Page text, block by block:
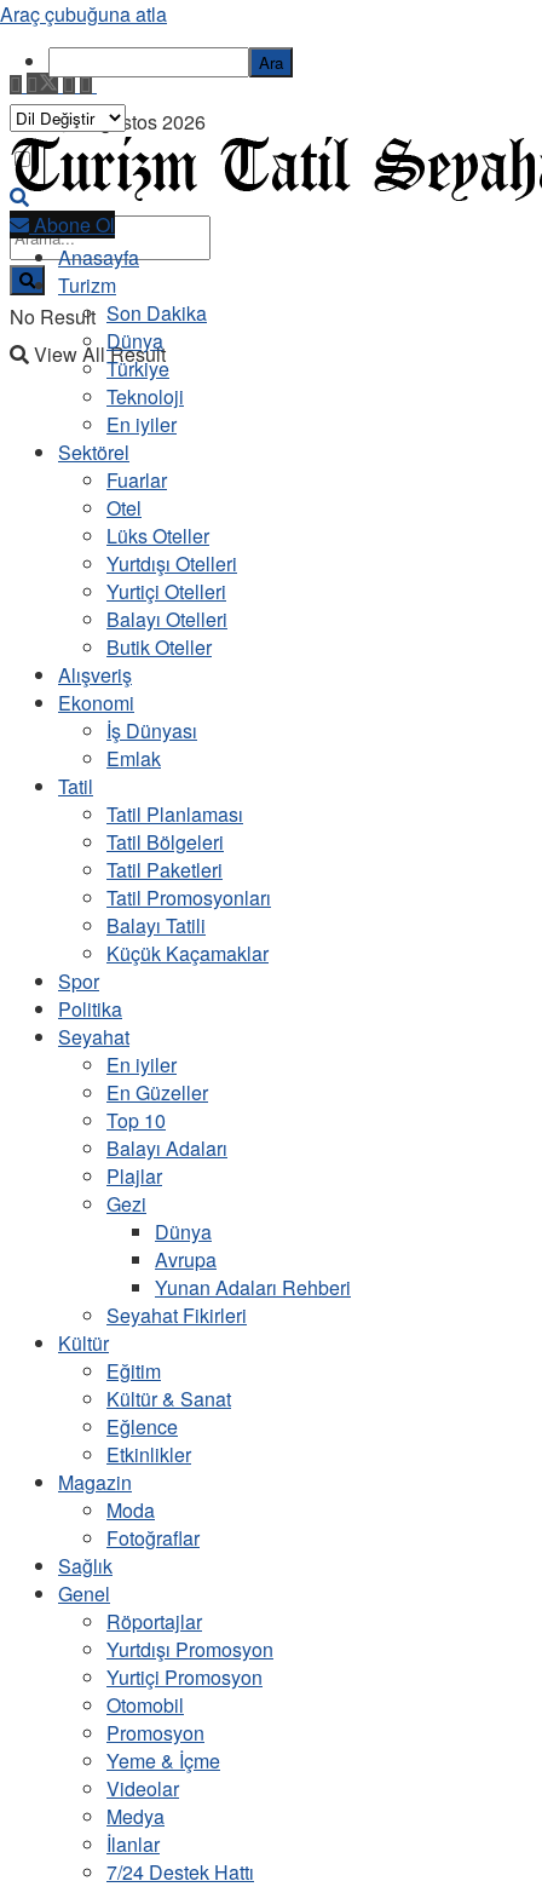
Cuma, 7 Ağustos 2026
No Result
View All Result
Abone Ol
Anasayfa
Turizm
Son Dakika
Dünya
Türkiye
Teknoloji
En iyiler
Sektörel
Fuarlar
Otel
Lüks Oteller
Yurtdışı Otelleri
Yurtiçi Otelleri
Balayı Otelleri
Butik Oteller
Alışveriş
Ekonomi
İş Dünyası
Emlak
Tatil
Tatil Planlaması
Tatil Bölgeleri
Tatil Paketleri
Tatil Promosyonları
Balayı Tatili
Küçük Kaçamaklar
Spor
Politika
Seyahat
En iyiler
En Güzeller
Top 10
Balayı Adaları
Plajlar
Gezi
Dünya
Avrupa
Yunan Adaları Rehberi
Seyahat Fikirleri
Kültür
Eğitim
Kültür & Sanat
Eğlence
Etkinlikler
Magazin
Moda
Fotoğraflar
Sağlık
Genel
Röportajlar
Yurtdışı Promosyon
Yurtiçi Promosyon
Otomobil
Promosyon
Yeme & İçme
Videolar
Medya
İlanlar
7/24 Destek Hattı
Araç çubuğuna atla
Ara